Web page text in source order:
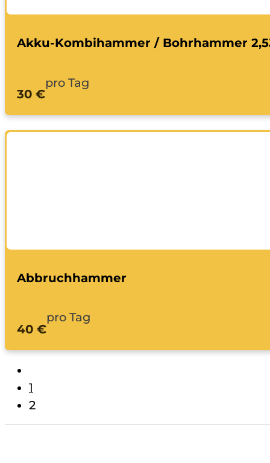
Akku-Kombihammer / Bohrhammer
30 €
pro Tag
Abbruchhammer
40 €
pro Tag
1
2